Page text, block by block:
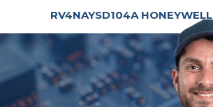
RV4NAYSD104A HONEYWELL